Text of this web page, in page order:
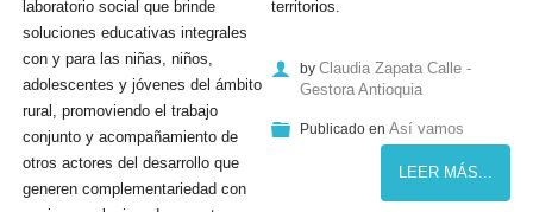
laboratorio social que brinde
soluciones educativas integrales
con y para las niñas, niños,
adolescentes y jóvenes del ámbito
rural, promoviendo el trabajo
conjunto y acompañamiento de
otros actores del desarrollo que
generen complementariedad con
territorios.
by Claudia Zapata Calle -
Gestora Antioquia
Publicado en Así vamos
LEER MÁS...